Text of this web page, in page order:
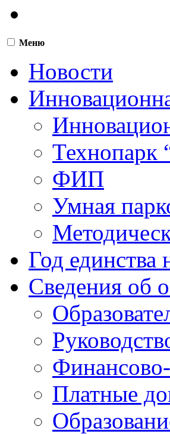
Меню
Новости
Технопарк
ФИП
Умная
Год единства
Сведения об
Платные